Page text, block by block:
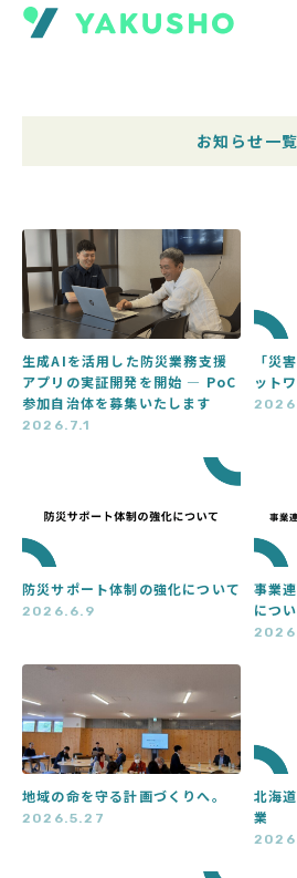
お知らせ一覧
生成AIを活用した防災業務支援
アプリの実証開発を開始 ― PoC
参加自治体を募集いたします
2026.7.1
「災
ット
防災サポート体制の強化について
2026.6.9
事業
につ
地域の命を守る計画づくりへ。
2026.5.27
北海
業
ジ